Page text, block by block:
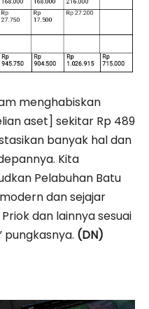
menghabiskan
aset] sekitar Rp 489
banyak hal dan
Kita
Pelabuhan Batu
dan sejajar
dan lainnya sesuai
pungkasnya. (DN)